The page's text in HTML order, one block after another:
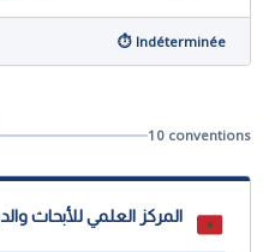
⏱ Indéterminée
10 conventions
المركز العلمي للأبحاث